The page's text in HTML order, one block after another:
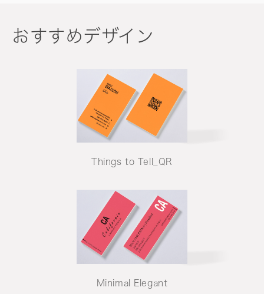
おすすめデザイン
Things to Tell_QR
Minimal Elegant